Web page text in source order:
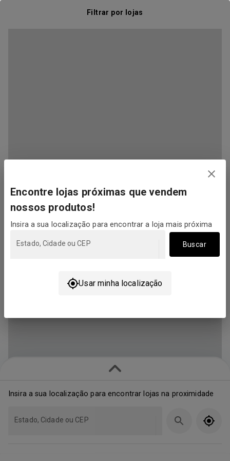
Filtrar por lojas
Encontre lojas próximas que vendem
nossos produtos!
Insira a sua localização para encontrar a loja mais próxima
Estado, Cidade ou CEP Buscar
Usar minha localização
Insira a sua localização para encontrar lojas na proximidade
Estado, Cidade ou CEP